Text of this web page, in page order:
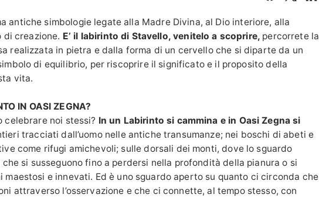
antiche simbologie legate alla Madre Divina, al Dio interiore, alla
creazione. E’ il labirinto di Stavello, venitelo a scoprire, percorrete la
realizzata in pietra e dalla forma di un cervello che si diparte da un
di equilibrio, per riscoprire il significato e il proposito della
vita.
IN OASI ZEGNA?
celebrare noi stessi? In un Labirinto si cammina e in Oasi Zegna si
tracciati dall’uomo nelle antiche transumanze; nei boschi di abeti e
come rifugi amichevoli; sulle dorsali dei monti, dove lo sguardo
si susseguono fino a perdersi nella profondità della pianura o si
maestosi e innevati. Ed è uno sguardo aperto su quanto ci circonda che
attraverso l’osservazione e che ci connette, al tempo stesso, con